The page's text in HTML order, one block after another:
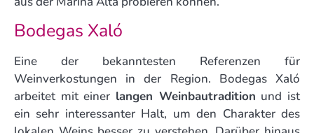
Bodegas Xaló
Eine der bekanntesten Referenzen für
Weinverkostungen in der Region. Bodegas Xaló
arbeitet mit einer langen Weinbautradition und ist
ein sehr interessanter Halt, um den Charakter des